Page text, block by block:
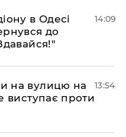
в Одесі
до
14:09
на вулицю на
виступає проти
13:54